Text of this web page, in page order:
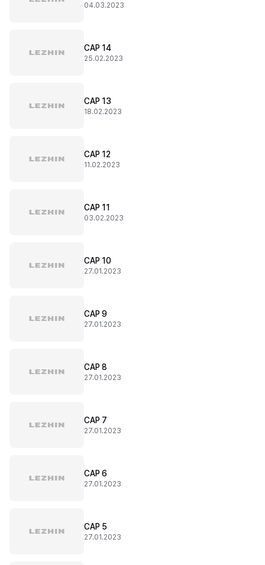
04.03.2023
CAP 14
25.02.2023
CAP 13
18.02.2023
CAP 12
11.02.2023
CAP 11
03.02.2023
CAP 10
27.01.2023
CAP 9
27.01.2023
CAP 8
27.01.2023
CAP 7
27.01.2023
CAP 6
27.01.2023
CAP 5
27.01.2023